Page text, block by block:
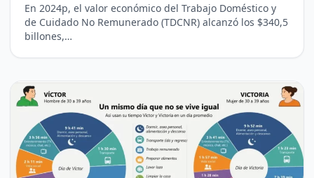
En 2024p, el valor económico del Trabajo Doméstico y
de Cuidado No Remunerado (TDCNR) alcanzó los $340,5
billones,…